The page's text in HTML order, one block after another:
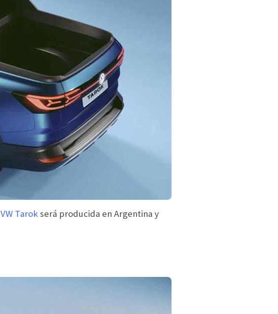
VW Tarokserá producida en Argentina y